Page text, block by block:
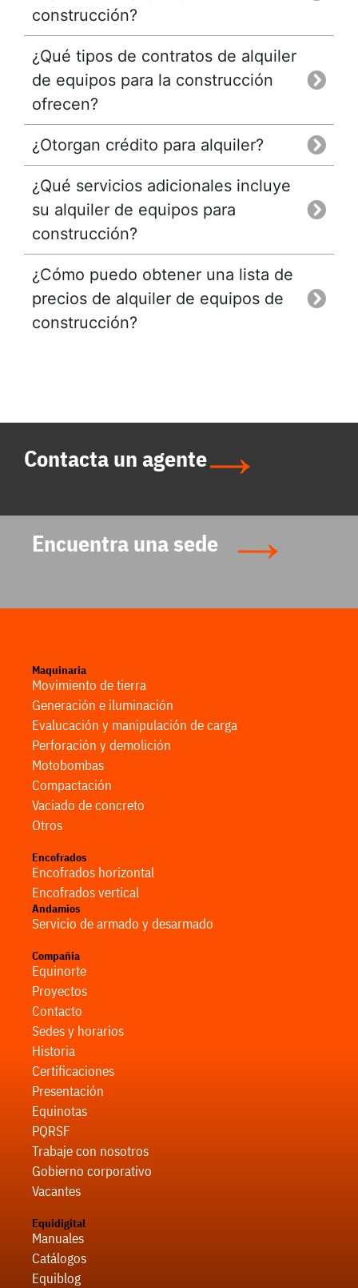
construcción?
¿Qué tipos de contratos de alquiler
de equipos para la construcción
ofrecen?
¿Otorgan crédito para alquiler?
¿Qué servicios adicionales incluye
su alquiler de equipos para
construcción?
¿Cómo puedo obtener una lista de
precios de alquiler de equipos de
construcción?
Contacta un agente
Encuentra una sede
Maquinaria
Movimiento de tierra
Generación e iluminación
Evalucación y manipulación de carga
Perforación y demolición
Motobombas
Compactación
Vaciado de concreto
Otros
Encofrados
Encofrados horizontal
Encofrados vertical
Andamios
Servicio de armado y desarmado
Compañia
Equinorte
Proyectos
Contacto
Sedes y horarios
Historia
Certificaciones
Presentación
Equinotas
PQRSF
Trabaje con nosotros
Gobierno corporativo
Vacantes
Equidigital
Manuales
Catálogos
Equiblog